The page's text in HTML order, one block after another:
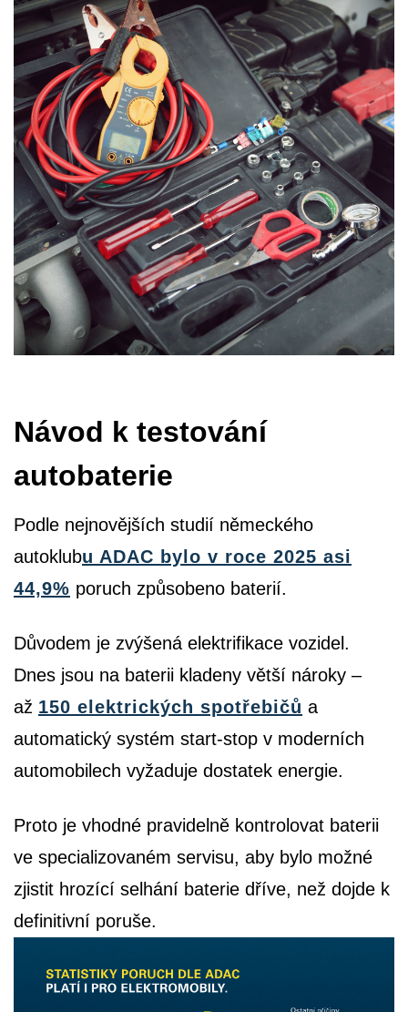
Návod k testování
autobaterie
Podle nejnovějších studií německého
autoklubu ADAC bylo v roce 2025 asi
44,9% poruch způsobeno baterií.
Důvodem je zvýšená elektrifikace vozidel.
Dnes jsou na baterii kladeny větší nároky –
až 150 elektrických spotřebičů a
automatický systém start-stop v moderních
automobilech vyžaduje dostatek energie.
Proto je vhodné pravidelně kontrolovat baterii
ve specializovaném servisu, aby bylo možné
zjistit hrozící selhání baterie dříve, než dojde k
definitivní poruše.